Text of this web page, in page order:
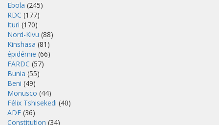
Ebola (245)
RDC (177)
Ituri (170)
Nord-Kivu (88)
Kinshasa (81)
épidémie (66)
FARDC (57)
Bunia (55)
Beni (49)
Monusco (44)
Félix Tshisekedi (40)
ADF (36)
Constitution (34)